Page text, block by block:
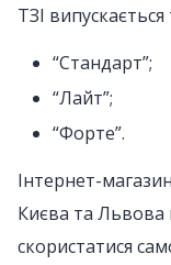
ТЗІ
“Стандарт”;
“Лайт”;
“Форте”.
Інтернет-
Києва та Львова
скористатися